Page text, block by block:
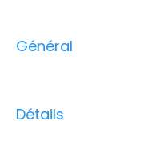
Général
Détails